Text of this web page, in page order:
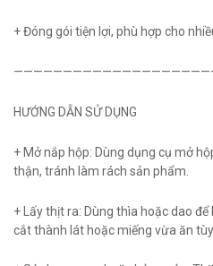
+ Đóng gói tiện lợi, phù hợp cho
HƯỚNG DẪN SỬ DỤNG
+ Mở nắp hộp: Dùng dụng cụ mở
thận, tránh làm rách sản phẩm.
+ Lấy thịt ra: Dùng thìa hoặc dao
cắt thành lát hoặc miếng vừa ăn